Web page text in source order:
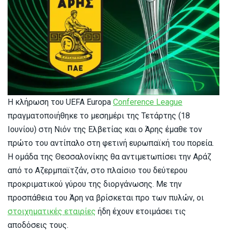
Η κλήρωση του UEFA Europa Conference League
πραγματοποιήθηκε το μεσημέρι της Τετάρτης (18
Ιουνίου) στη Νιόν της Ελβετίας και ο Άρης έμαθε τον
πρώτο του αντίπαλο στη φετινή ευρωπαϊκή του πορεία.
Η ομάδα της Θεσσαλονίκης θα αντιμετωπίσει την Αράζ
από το Αζερμπαϊτζάν, στο πλαίσιο του δεύτερου
προκριματικού γύρου της διοργάνωσης. Με την
προσπάθεια του Άρη να βρίσκεται προ των πυλών, οι
στοιχηματικές εταιρίες ήδη έχουν ετοιμάσει τις
αποδόσεις τους.